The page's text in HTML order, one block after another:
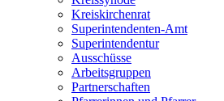
Kreiskirchenrat
Superintendenten-Amt
Superintendentur
Ausschüsse
Arbeitsgruppen
Partnerschaften